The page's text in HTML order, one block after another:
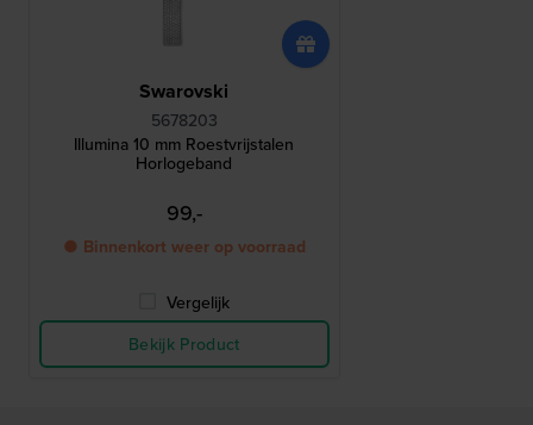
Swarovski
5678203
Illumina 10 mm Roestvrijstalen
Horlogeband
99,-
● Binnenkort weer op voorraad
Vergelijk
Bekijk Product